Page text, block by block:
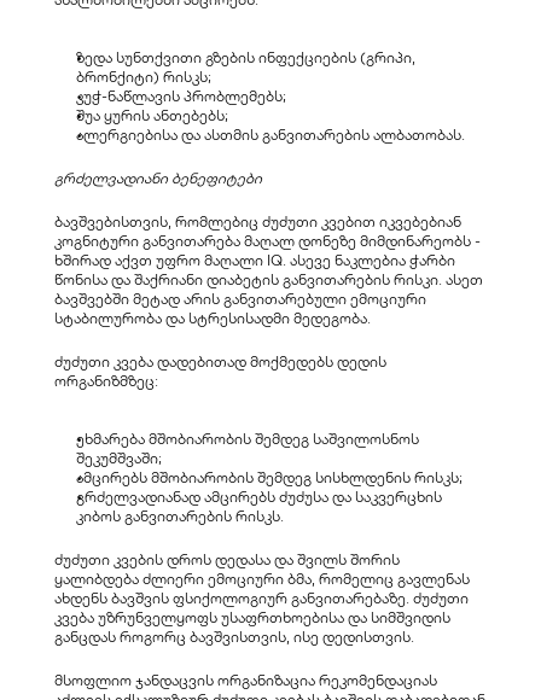
ზედა სუნთქვითი გზების ინფექციების (გრიპი,
ბრონქიტი) რისკს;
კუჭ-ნაწლავის პრობლემებს;
შუა ყურის ანთებებს;
ალერგიებისა და ასთმის განვითარების ალბათობას.
გრძელვადიანი ბენეფიტები
ბავშვებისთვის, რომლებიც ძუძუთი კვებით იკვებებიან
კოგნიტური განვითარება მაღალ დონეზე მიმდინარეობს -
ხშირად აქვთ უფრო მაღალი IQ. ასევე ნაკლებია ჭარბი
წონისა და შაქრიანი დიაბეტის განვითარების რისკი. ასეთ
ბავშვებში მეტად არის განვითარებული ემოციური
სტაბილურობა და სტრესისადმი მედეგობა.
ძუძუთი კვება დადებითად მოქმედებს დედის
ორგანიზმზეც:
ეხმარება მშობიარობის შემდეგ საშვილოსნოს
შეკუმშვაში;
ამცირებს მშობიარობის შემდეგ სისხლდენის რისკს;
გრძელვადიანად ამცირებს ძუძუსა და საკვერცხის
კიბოს განვითარების რისკს.
ძუძუთი კვების დროს დედასა და შვილს შორის
ყალიბდება ძლიერი ემოციური ბმა, რომელიც გავლენას
ახდენს ბავშვის ფსიქოლოგიურ განვითარებაზე. ძუძუთი
კვება უზრუნველყოფს უსაფრთხოებისა და სიმშვიდის
განცდას როგორც ბავშვისთვის, ისე დედისთვის.
მსოფლიო ჯანდაცვის ორგანიზაცია რეკომენდაციას